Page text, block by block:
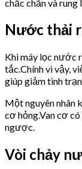
chắc chắn và rung
Nước thải
Khi máy lọc nước
tắc.Chính vì vậy,
giúp giảm tình
Một nguyên nhân
cơ hỏng.Van cơ
ngược.
Vòi chảy